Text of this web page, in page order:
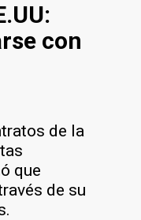
con
de la
que
de su